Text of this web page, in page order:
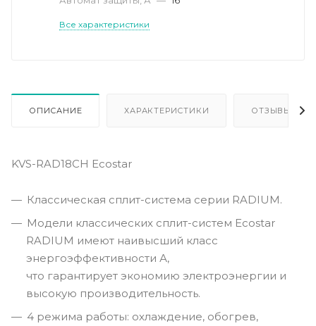
Все характеристики
ОПИСАНИЕ ХАРАКТЕРИСТИКИ ОТЗЫВЫ
KVS-RAD18CH Ecostar
Классическая сплит-система серии RADIUM.
Модели классических сплит-систем Ecostar
RADIUM имеют наивысший класс
энергоэффективности А,
что гарантирует экономию электроэнергии и
высокую производительность.
4 режима работы: охлаждение, обогрев,